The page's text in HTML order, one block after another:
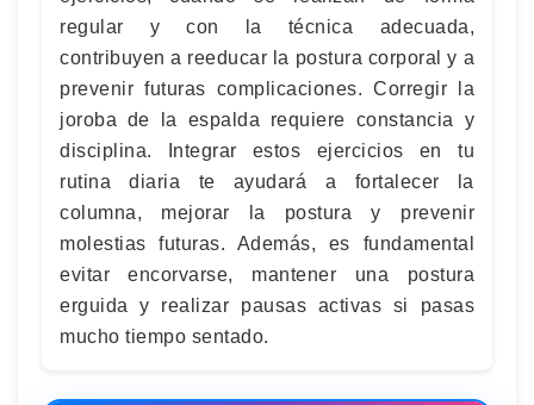
regular y con la técnica adecuada,
contribuyen a reeducar la postura corporal y a
prevenir futuras complicaciones. Corregir la
joroba de la espalda requiere constancia y
disciplina. Integrar estos ejercicios en tu
rutina diaria te ayudará a fortalecer la
columna, mejorar la postura y prevenir
molestias futuras. Además, es fundamental
evitar encorvarse, mantener una postura
erguida y realizar pausas activas si pasas
mucho tiempo sentado.